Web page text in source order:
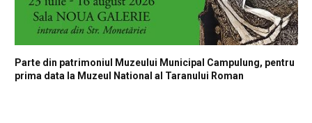
Parte din patrimoniul Muzeului Municipal Campulung, pentru
prima data la Muzeul National al Taranului Roman